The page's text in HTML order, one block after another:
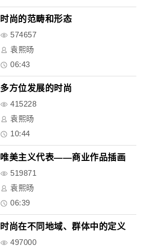
时尚的范畴和形态
574657
袁熙旸
06:43
多方位发展的时尚
415228
袁熙旸
10:44
唯美主义代表——商业作品插画
519871
袁熙旸
06:39
时尚在不同地域、群体中的定义
497000